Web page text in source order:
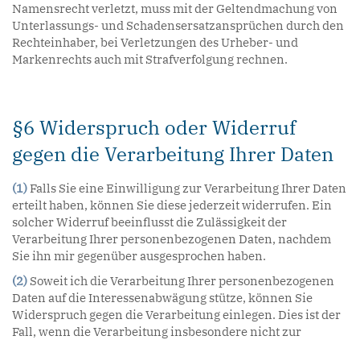
Namensrecht verletzt, muss mit der Geltendmachung von
Unterlassungs- und Schadensersatzansprüchen durch den
Rechteinhaber, bei Verletzungen des Urheber- und
Markenrechts auch mit Strafverfolgung rechnen.
§6 Widerspruch oder Widerruf
gegen die Verarbeitung Ihrer Daten
(1)Falls Sie eine Einwilligung zur Verarbeitung Ihrer Daten
erteilt haben, können Sie diese jederzeit widerrufen. Ein
solcher Widerruf beeinflusst die Zulässigkeit der
Verarbeitung Ihrer personenbezogenen Daten, nachdem
Sie ihn mir gegenüber ausgesprochen haben.
(2) Soweit ich die Verarbeitung Ihrer personenbezogenen
Daten auf die Interessenabwägung stütze, können Sie
Widerspruch gegen die Verarbeitung einlegen. Dies ist der
Fall, wenn die Verarbeitung insbesondere nicht zur